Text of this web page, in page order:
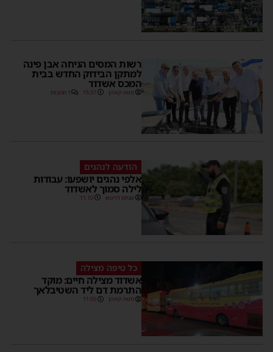
רשות המסים הניחה אבן פינה
למתקן הבידוק החדש בבית
המכס אשדוד
משה קאהן 15:37 1 תגובות
הודעה לנהגים
אלפי נהגים יושפעו: עבודות
לילה סמוך לאשדוד
מנחם דויטש 11:10
כל טיפה מצילה
אשדוד מצילה חיים: מוקד
התרמת דם ליד השטיבלאך
משה קאהן 11:05